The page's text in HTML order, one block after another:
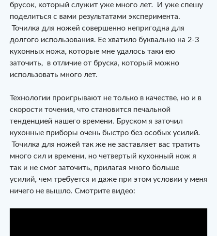
брусок, который служит уже много лет. И уже спешу
поделиться с вами результатами эксперимента.
Точилка для ножей совершенно непригодна для
долгого использования. Ее хватило буквально на 2-3
кухонных ножа, которые мне удалось таки ею
заточить, в отличие от бруска, который можно
использовать много лет.
Технологии проигрывают не только в качестве, но и в
скорости точения, что становится печальной
тенденцией нашего времени. Бруском я заточил
кухонные приборы очень быстро без особых усилий.
Точилка для ножей так же не заставляет вас тратить
много сил и времени, но четвертый кухонный нож я
так и не смог заточить, прилагая много больше
усилий, чем требуется и даже при этом условии у меня
ничего не вышло. Смотрите видео: